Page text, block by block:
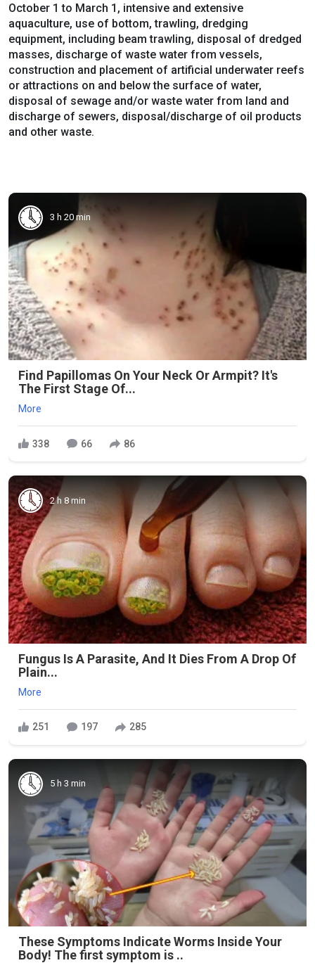
October 1 to March 1, intensive and extensive
aquaculture, use of bottom, trawling, dredging
equipment, including beam trawling, disposal of dredged
masses, discharge of waste water from vessels,
construction and placement of artificial underwater reefs
or attractions on and below the surface of water,
disposal of sewage and/or waste water from land and
discharge of sewers, disposal/discharge of oil products
and other waste.
3 h 20 min
Find Papillomas On Your Neck Or Armpit? It's
The First Stage Of...
More
338 66 86
2 h 8 min
Fungus Is A Parasite, And It Dies From A Drop Of
Plain...
More
251 197 285
5 h 3 min
These Symptoms Indicate Worms Inside Your
Body! The first symptom is ..